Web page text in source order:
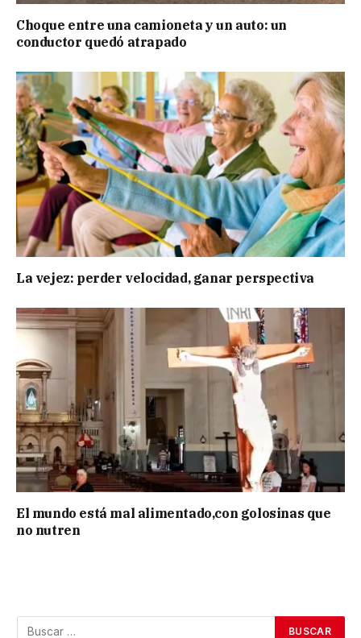
Choque entre una camioneta y un auto: un
conductor quedó atrapado
La vejez: perder velocidad, ganar perspectiva
El mundo está mal alimentado,con golosinas que
no nutren